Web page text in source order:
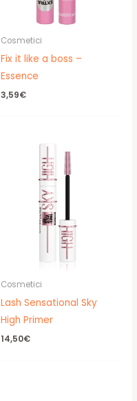
Cosmetici
Fix it like a boss –
Essence
3,59€
Cosmetici
Lash Sensational Sky
High Primer
14,50€